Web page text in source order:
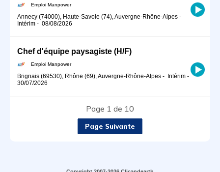
Emploi Manpower
Annecy (74000), Haute-Savoie (74), Auvergne-Rhône-Alpes -
Intérim - 08/08/2026
Chef d'équipe paysagiste (H/F)
Emploi Manpower
Brignais (69530), Rhône (69), Auvergne-Rhône-Alpes - Intérim -
30/07/2026
Page 1 de 10
Page Suivante